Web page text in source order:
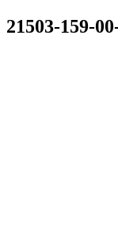
21503-159-